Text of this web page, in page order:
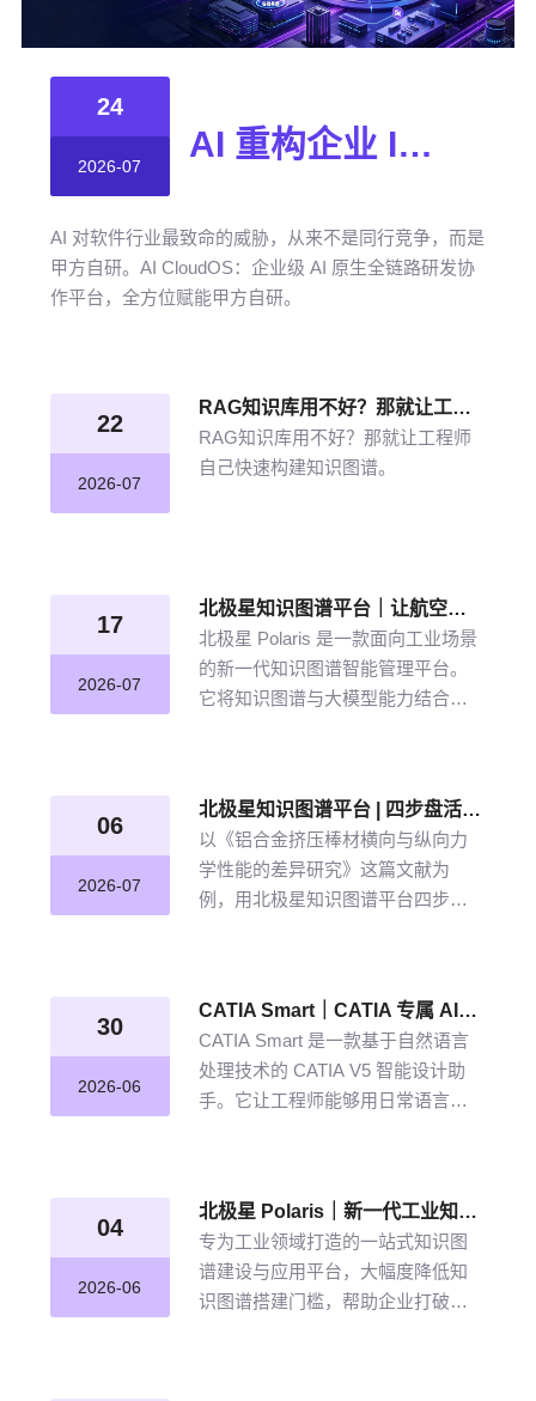
24
2026-07
AI 重构企业 IT 格局，甲方自研时代到来！
AI 对软件行业最致命的威胁，从来不是同行竞争，而是
甲方自研。AI CloudOS：企业级 AI 原生全链路研发协
作平台，全方位赋能甲方自研。
22
2026-07
RAG知识库用不好？那就让工程师自己快速构建知识图谱
RAG知识库用不好？那就让工程师
自己快速构建知识图谱。
17
2026-07
北极星知识图谱平台｜让航空发动机叶片知识“连”起来
北极星 Polaris 是一款面向工业场景
的新一代知识图谱智能管理平台。
它将知识图谱与大模型能力结合，
06
2026-07
北极星知识图谱平台 | 四步盘活航空材料全量文献
以《铝合金挤压棒材横向与纵向力
学性能的差异研究》这篇文献为
例，用北极星知识图谱平台四步盘
注、清洗的低效方式。
30
2026-06
CATIA Smart｜CATIA 专属 AI 智能体，说说话，AI 帮你建模
CATIA Smart 是一款基于自然语言
处理技术的 CATIA V5 智能设计助
手。它让工程师能够用日常语言描
04
2026-06
北极星 Polaris｜新一代工业知识图谱智能管理平台，点亮工业知识智能之路
专为工业领域打造的一站式知识图
谱建设与应用平台，大幅度降低知
识图谱搭建门槛，帮助企业打破数